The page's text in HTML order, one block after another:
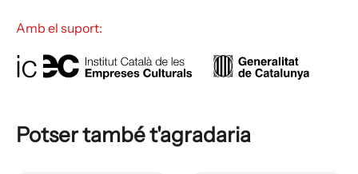
Amb el suport:
Potser també t'agradaria